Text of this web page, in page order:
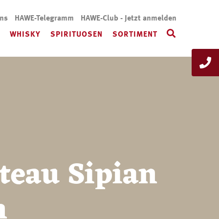
HAWE-Telegramm HAWE-Club - Jetzt anmelden
WHISKY SPIRITUOSEN SORTIMENT
Sipian